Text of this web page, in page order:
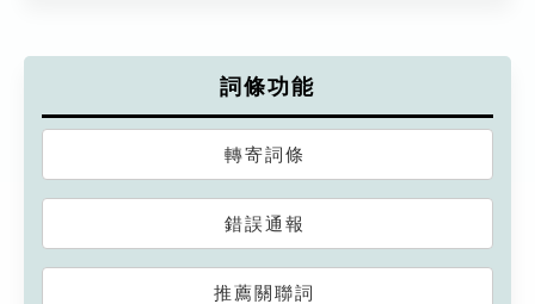
詞條功能
轉寄詞條
錯誤通報
推薦關聯詞